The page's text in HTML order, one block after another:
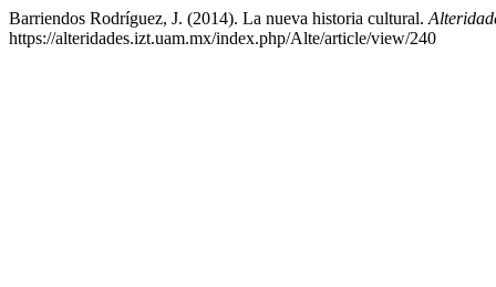
Barriendos Rodríguez, J. (2014). La nueva historia cultural.
https://alteridades.izt.uam.mx/index.php/Alte/article/view/240